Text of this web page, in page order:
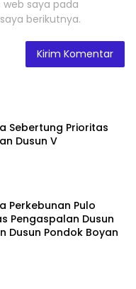
saya pada
berikutnya.
Sebertung Prioritas
Pengaspalan Jalan Dusun V
Perkebunan Pulo
Pengaspalan Dusun
Dusun Pondok Boyan